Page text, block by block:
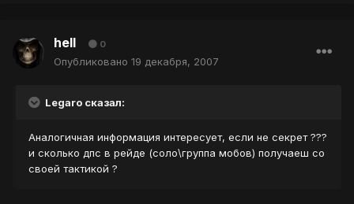
hell 0
Опубликовано 19 декабря, 2007
Legaro сказал:
Аналогичная информация интересует, если не секрет ???
и сколько дпс в рейде (соло\группа мобов) получаеш со
своей тактикой ?